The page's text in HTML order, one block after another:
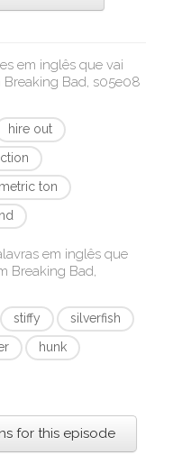
em inglês que vai
Breaking Bad, s05e08
hire out
metric ton
em inglês que
Breaking Bad,
stiffy
silverfish
hunk
for this episode